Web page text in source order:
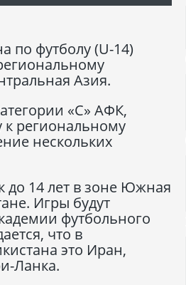
по футболу (U-14)
Азия.
«С» АФК,
к региональному
нескольких
14 лет в зоне Южная
Игры будут
футбольного
что в
это Иран,
Ланка.